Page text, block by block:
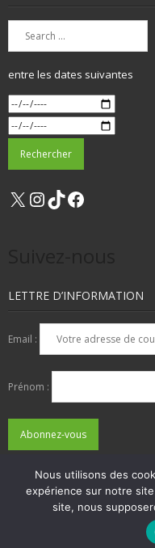
entre les dates suivantes
X Instagram
TikTok
LETTRE D’INFORMATION
Email :
Prénom :
ADHÉSIONS, DONS,
Think
Nous utilisons des
expérience sur notre
site, nous